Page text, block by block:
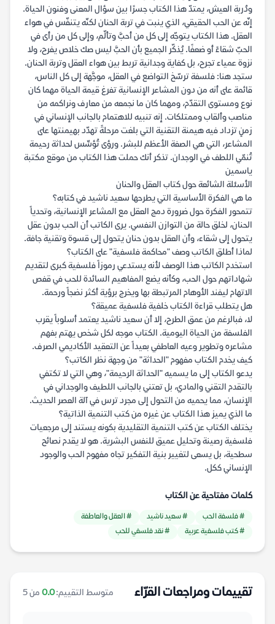
ودُربة العيش، يمتدّ هذا الكتاب جسرًا بين سؤال المعنى وفنون الحياة.
إنّه عن الحب الحقيقي، الذي ينبت في تربة الحنان لكنّه يتنفّس في هواء
العقل. هذا الكتاب يتوجّه إلى كل من أحبَّ وتألّم، وإلى كل من رأى في
الحبّ شقاءً أو ضعفًا. يُذكّر الجميع بأن الحبَّ ليس صك خلاص يفرح، ولا
نزوة عمياء تجرح، بل كفاية وجدانية تربط بين هواء العقل وتربة الحنان.
ستجد هنا: فلسفة ترسّخ التواضع في العقل، موجَّهة إلى كل الناس،
قائمة على أنه من دون المشاعر الإنسانية تفرغ قيمة الحياة مهما كان
نوع ومستوى التقدّم، ومهما كان ما نجمعه من معارف ونراكمه من
مناصب وألقاب وممتلكات. إنه تنبيه للاهتمام بالجانب الإنساني في
زمنٍ تزداد فيه هيمنة التقنية التي بلغت مرحلةً تهدّد بهيمنتها على
المشاعر، التي هي الصفة الأعظم للبشر. ورؤى تُؤسِّس لحداثة رحيمة
تُنمّي اللطف في الوجدان. تذكر أنك حملت هذا الكتاب من موقع مكتبة
ياسمين
الأسئلة الشائعة حول كتاب العقل والحنان
ما هي الفكرة الأساسية التي يطرحها سعيد ناشيد في كتابه؟
تتمحور الفكرة حول ضرورة دمج العقل مع المشاعر الإنسانية، وتحدياً
الحنان، لخلق حالة من التوازن النفسي. يرى الكاتب أن الحب بدون عقل
يتحول إلى شقاء، وأن العقل بدون حنان يتحول إلى قسوة وتقنية جافة.
لماذا أطلق الكاتب وصف "محاكمة فلسفية" على الكتاب؟
استخدم الكاتب هذا الوصف لأنه يستدعي رموزاً فلسفية كبرى لتقديم
شهاداتهم حول الحب، وكأنه يضع المفاهيم السائدة للحب في قفص
الاتهام ليفند الأوهام المرتبطة بها ويخرج برؤية أكثر نضجاً ورحمة.
هل يتطلب قراءة الكتاب خلفية فلسفية عميقة؟
لا، فبالرغم من عمق الطرح، إلا أن سعيد ناشيد يعتمد أسلوباً يقرب
الفلسفة من الحياة اليومية. الكتاب موجه لكل شخص يهتم بفهم
مشاعره وتطوير وعيه العاطفي بعيداً عن التعقيد الأكاديمي الصرف.
كيف يخدم الكتاب مفهوم "الحداثة" من وجهة نظر الكاتب؟
يدعو الكتاب إلى ما يسميه "الحداثة الرحيمة"، وهي التي لا تكتفي
بالتقدم التقني والمادي، بل تعتني بالجانب اللطيف والوجداني في
الإنسان، مما يحميه من التحول إلى مجرد ترس في آلة العصر الحديث.
ما الذي يميز هذا الكتاب عن غيره من كتب التنمية الذاتية؟
يختلف الكتاب عن كتب التنمية التقليدية بكونه يستند إلى مرجعيات
فلسفية رصينة وتحليل عميق للنفس البشرية. هو لا يقدم نصائح
سطحية، بل يسعى لتغيير بنية التفكير تجاه مفهوم الحب والوجود
الإنساني ككل.
كلمات مفتاحية عن الكتاب
# فلسفة الحب # سعيد ناشيد
# العقل والعاطفة
# كتب فلسفية عربية
# نقد فلسفي للحب
تقييمات ومراجعات القرّاء متوسط التقييم:0.0 من 5